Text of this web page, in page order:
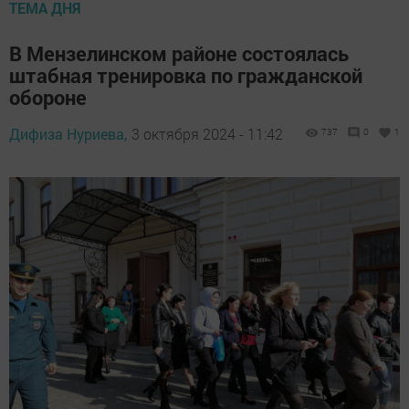
ТЕМА ДНЯ
В Мензелинском районе состоялась
штабная тренировка по гражданской
обороне
Дифиза Нуриева, 3 октября 2024 - 11:42 737 0 1